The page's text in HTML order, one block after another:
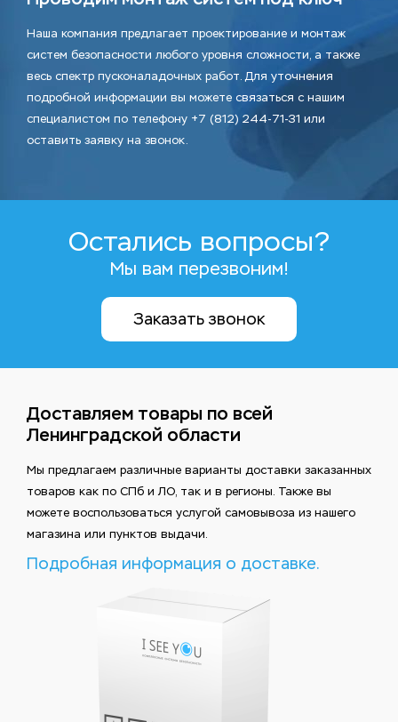
Наша компания предлагает проектирование и монтаж
систем безопасности любого уровня сложности, а также
весь спектр пусконаладочных работ. Для уточнения
подробной информации вы можете связаться с нашим
специалистом по телефону +7 (812) 244-71-31 или
оставить заявку на звонок.
Остались вопросы?
Мы вам перезвоним!
Заказать звонок
Доставляем товары по всей
Ленинградской области
Мы предлагаем различные варианты доставки заказанных
товаров как по СПб и ЛО, так и в регионы. Также вы
можете воспользоваться услугой самовывоза из нашего
магазина или пунктов выдачи.
Подробная информация о доставке.